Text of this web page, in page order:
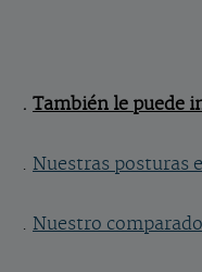
. También le puede
. Nuestras posturas
. Nuestro